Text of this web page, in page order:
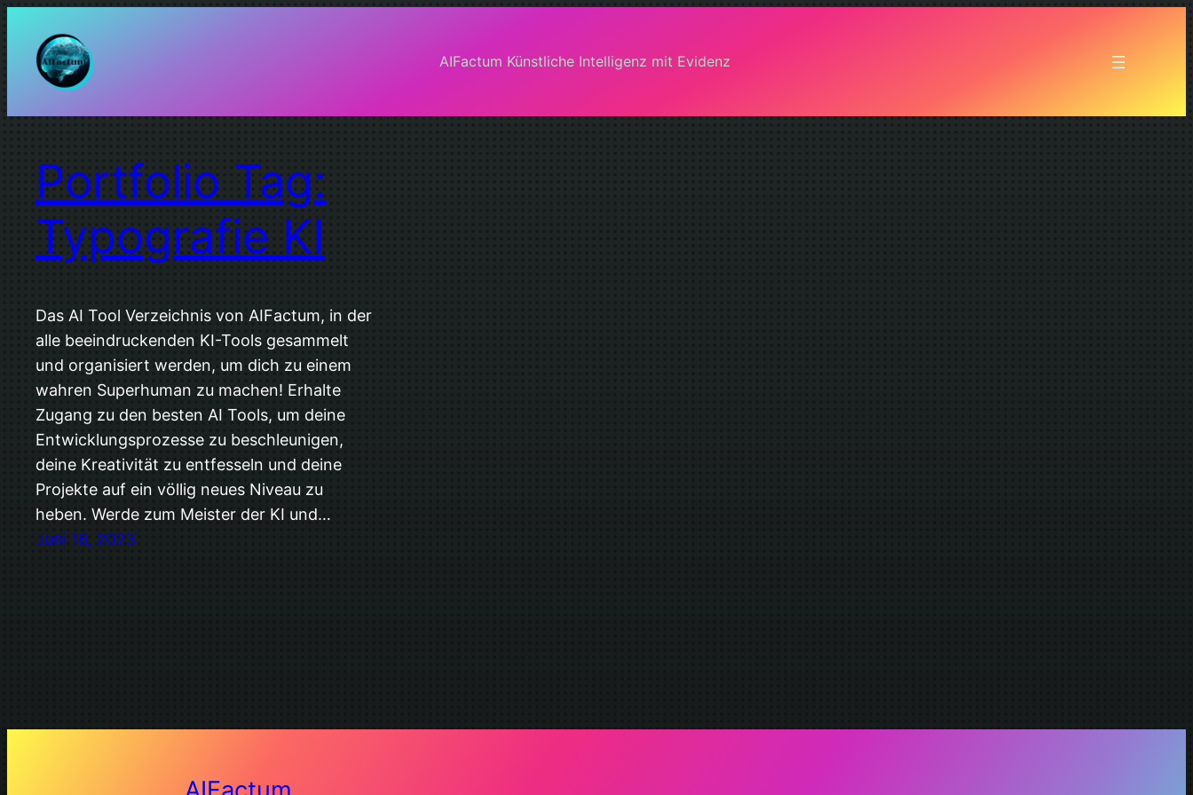
Inhalt
springen
AIFactum Künstliche Intelligenz mit Evidenz
Portfolio Tag:
Typografie KI
Das AI Tool Verzeichnis von AIFactum, in der
alle beeindruckenden KI-Tools gesammelt
und organisiert werden, um dich zu einem
wahren Superhuman zu machen! Erhalte
Zugang zu den besten AI Tools, um deine
Entwicklungsprozesse zu beschleunigen,
deine Kreativität zu entfesseln und deine
Projekte auf ein völlig neues Niveau zu
heben. Werde zum Meister der KI und…
Juni 16, 2023